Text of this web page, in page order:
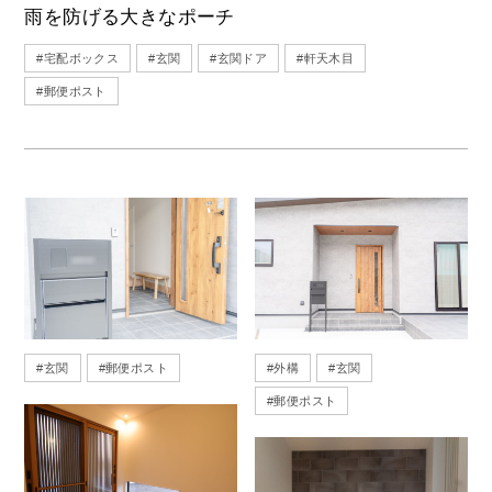
雨を防げる大きなポーチ
#宅配ボックス #玄関 #玄関ドア #軒天木目
#郵便ポスト
#玄関 #郵便ポスト #外構 #玄関
#郵便ポスト